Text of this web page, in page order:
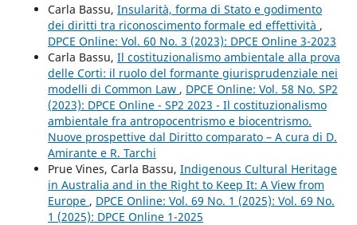
Carla Bassu, Insularità, forma di Stato e godimento
dei diritti tra riconoscimento formale ed effettività ,
DPCE Online: Vol. 60 No. 3 (2023): DPCE Online 3-2023
Carla Bassu, Il costituzionalismo ambientale alla prova
delle Corti: il ruolo del formante giurisprudenziale nei
modelli di Common Law , DPCE Online: Vol. 58 No. SP2
(2023): DPCE Online - SP2 2023 - Il costituzionalismo
ambientale fra antropocentrismo e biocentrismo.
Nuove prospettive dal Diritto comparato – A cura di D.
Amirante e R. Tarchi
Prue Vines, Carla Bassu, Indigenous Cultural Heritage
in Australia and in the Right to Keep It: A View from
Europe , DPCE Online: Vol. 69 No. 1 (2025): Vol. 69 No.
1 (2025): DPCE Online 1-2025